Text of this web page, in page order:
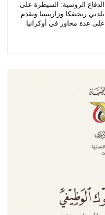
الدفاع الروسية: السيطرة على
بلدتي ريجيفكا وزاريتسا وتقدم
على عدة محاور في أوكرانيا